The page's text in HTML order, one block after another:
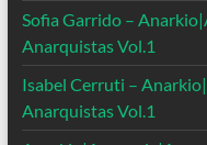
Sofia Garrido –
Anarquistas Vol.1
Isabel Cerruti –
Anarquistas Vol.1